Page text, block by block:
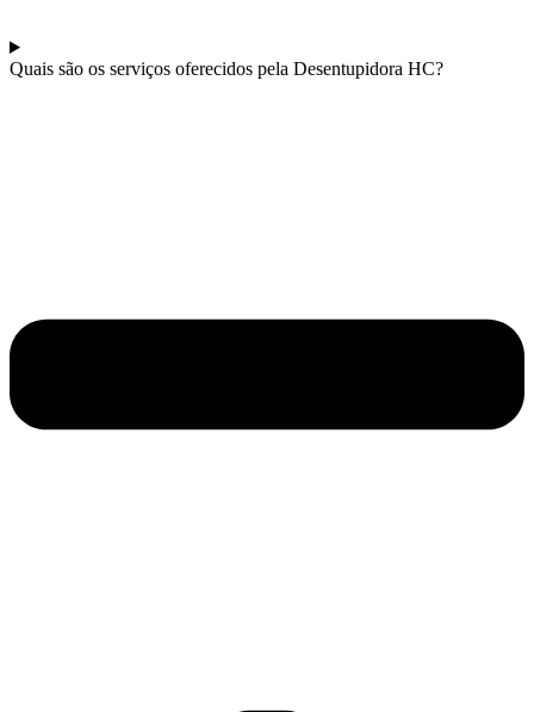
Quais são os serviços oferecidos pela Desentupidora HC?